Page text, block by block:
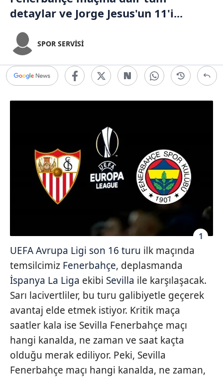
detaylar ve Jorge Jesus'un 11'i...
SPOR SERVİSİ
1
UEFA Avrupa Ligi son 16 turu ilk maçında
temsilcimiz Fenerbahçe, deplasmanda
İspanya La Liga ekibi Sevilla ile karşılaşacak.
Sarı lacivertliler, bu turu galibiyetle geçerek
avantaj elde etmek istiyor. Kritik maça
saatler kala ise Sevilla Fenerbahçe maçı
hangi kanalda, ne zaman ve saat kaçta
olduğu merak ediliyor. Peki, Sevilla
Fenerbahçe maçı hangi kanalda, ne zaman,